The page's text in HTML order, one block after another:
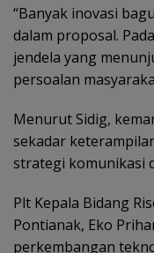
“Banyak inovasi
dalam proposal.
jendela yang
persoalan
Menurut Sidig,
sekadar
strategi komunikasi
Plt Kepala Bidang
Pontianak, Eko
perkembangan